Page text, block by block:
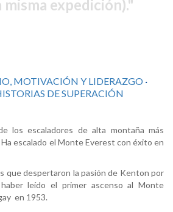
expedición).
MOTIVACIÓN Y LIDERAZGO ·
DE SUPERACIÓN
los escaladores de alta montaña más
escalado el Monte Everest con éxito en
que despertaron la pasión de Kenton por
leído el primer ascenso al Monte
en 1953.